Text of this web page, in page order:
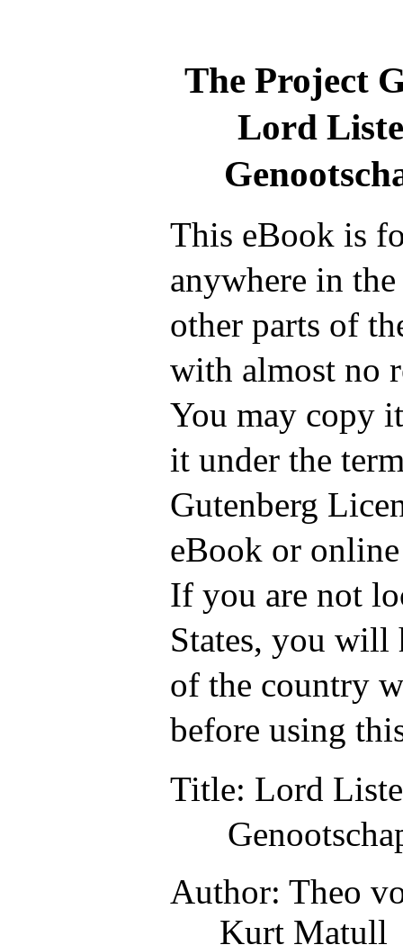
The Project
Lord
This eBook is
anywhere in
other parts of
with almost no
You may copy
it under the
Gutenberg
eBook or
If you are not
States, you will
of the country
before using
Title: Lord
Author: Theo
Kurt Matull